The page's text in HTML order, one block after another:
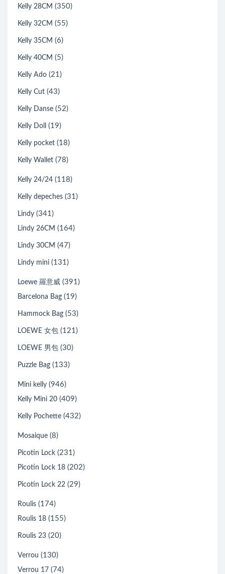
Kelly 28CM (350)
Kelly 32CM (55)
Kelly 35CM (6)
Kelly 40CM (5)
Kelly Ado (21)
Kelly Cut (43)
Kelly Danse (52)
Kelly Doll (19)
Kelly pocket (18)
Kelly Wallet (78)
Kelly 24/24 (118)
Kelly depeches (31)
Lindy (341)
Lindy 26CM (164)
Lindy 30CM (47)
Lindy mini (131)
Loewe 羅意威 (391)
Barcelona Bag (19)
Hammock Bag (53)
LOEWE 女包 (121)
LOEWE 男包 (30)
Puzzle Bag (133)
Mini kelly (946)
Kelly Mini 20 (409)
Kelly Pochette (432)
Mosaique (8)
Picotin Lock (231)
Picotin Lock 18 (202)
Picotin Lock 22 (29)
Roulis (174)
Roulis 18 (155)
Roulis 23 (20)
Verrou (130)
Verrou 17 (74)